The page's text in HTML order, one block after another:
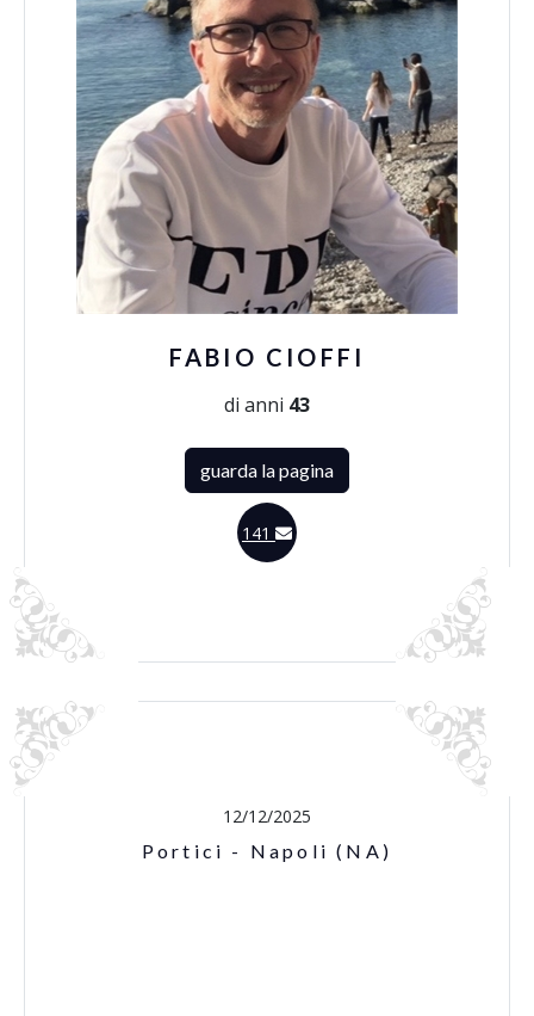
FABIO CIOFFI
di anni 43
guarda la pagina
141
12/12/2025
Portici - Napoli (NA)